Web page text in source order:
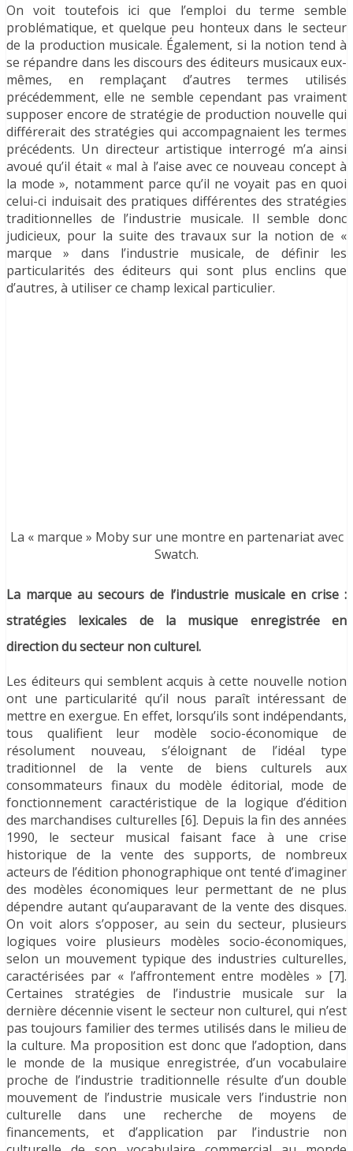
On voit toutefois ici que l’emploi du terme semble
problématique, et quelque peu honteux dans le secteur
de la production musicale. Également, si la notion tend à
se répandre dans les discours des éditeurs musicaux eux-
mêmes, en remplaçant d’autres termes utilisés
précédemment, elle ne semble cependant pas vraiment
supposer encore de stratégie de production nouvelle qui
différerait des stratégies qui accompagnaient les termes
précédents. Un directeur artistique interrogé m’a ainsi
avoué qu’il était « mal à l’aise avec ce nouveau concept à
la mode », notamment parce qu’il ne voyait pas en quoi
celui-ci induisait des pratiques différentes des stratégies
traditionnelles de l’industrie musicale. Il semble donc
judicieux, pour la suite des travaux sur la notion de «
marque » dans l’industrie musicale, de définir les
particularités des éditeurs qui sont plus enclins que
d’autres, à utiliser ce champ lexical particulier.
La « marque » Moby sur une montre en partenariat avec
Swatch.
La marque au secours de l’industrie musicale en crise :
stratégies lexicales de la musique enregistrée en
direction du secteur non culturel.
Les éditeurs qui semblent acquis à cette nouvelle notion
ont une particularité qu’il nous paraît intéressant de
mettre en exergue. En effet, lorsqu’ils sont indépendants,
tous qualifient leur modèle socio-économique de
résolument nouveau, s’éloignant de l’idéal type
traditionnel de la vente de biens culturels aux
consommateurs finaux du modèle éditorial, mode de
fonctionnement caractéristique de la logique d’édition
des marchandises culturelles [6]. Depuis la fin des années
1990, le secteur musical faisant face à une crise
historique de la vente des supports, de nombreux
acteurs de l’édition phonographique ont tenté d’imaginer
des modèles économiques leur permettant de ne plus
dépendre autant qu’auparavant de la vente des disques.
On voit alors s’opposer, au sein du secteur, plusieurs
logiques voire plusieurs modèles socio-économiques,
selon un mouvement typique des industries culturelles,
caractérisées par « l’affrontement entre modèles » [7].
Certaines stratégies de l’industrie musicale sur la
dernière décennie visent le secteur non culturel, qui n’est
pas toujours familier des termes utilisés dans le milieu de
la culture. Ma proposition est donc que l’adoption, dans
le monde de la musique enregistrée, d’un vocabulaire
proche de l’industrie traditionnelle résulte d’un double
mouvement de l’industrie musicale vers l’industrie non
culturelle dans une recherche de moyens de
financements, et d’application par l’industrie non